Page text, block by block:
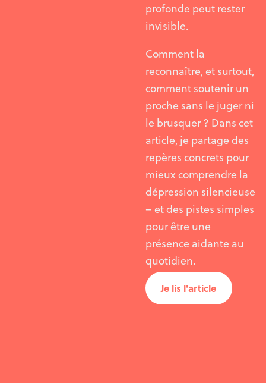
profonde peut rester
invisible.
Comment la
reconnaître, et surtout,
comment soutenir un
proche sans le juger ni
le brusquer ? Dans cet
article, je partage des
repères concrets pour
mieux comprendre la
dépression silencieuse
– et des pistes simples
pour être une
présence aidante au
quotidien.
Je lis l'article